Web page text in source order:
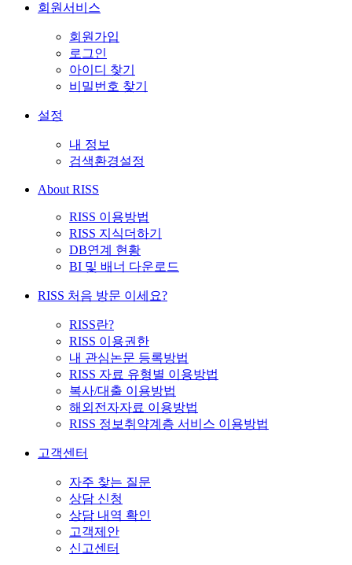
회원서비스
회원가입
로그인
아이디 찾기
비밀번호 찾기
설정
내 정보
검색환경설정
About RISS
RISS 이용방법
RISS 지식더하기
DB연계 현황
BI 및 배너 다운로드
RISS 처음 방문 이세요?
RISS란?
RISS 이용권한
내 관심논문 등록방법
RISS 자료 유형별 이용방법
복사/대출 이용방법
해외전자자료 이용방법
RISS 정보취약계층 서비스 이용방법
고객센터
자주 찾는 질문
상담 신청
상담 내역 확인
고객제안
신고센터